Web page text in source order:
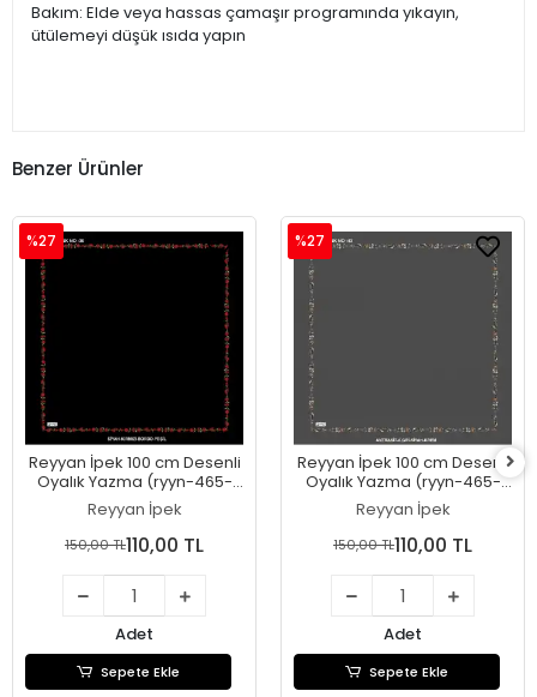
Bakım: Elde veya hassas çamaşır programında yıkayın,
ütülemeyi düşük ısıda yapın
Benzer Ürünler
Reyyan İpek 100 cm Desenli
Oyalık Yazma (ryyn-465-
27)
Reyyan İpek
%27
150,00 TL110,00 TL
Adet
Sepete Ekle
Reyyan İpek 100 cm Desenli
Oyalık Yazma (ryyn-465-
26)
Reyyan İpek
%27
150,00 TL110,00 TL
Adet
Sepete Ekle